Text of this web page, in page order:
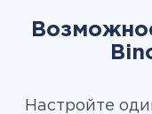
Настройте